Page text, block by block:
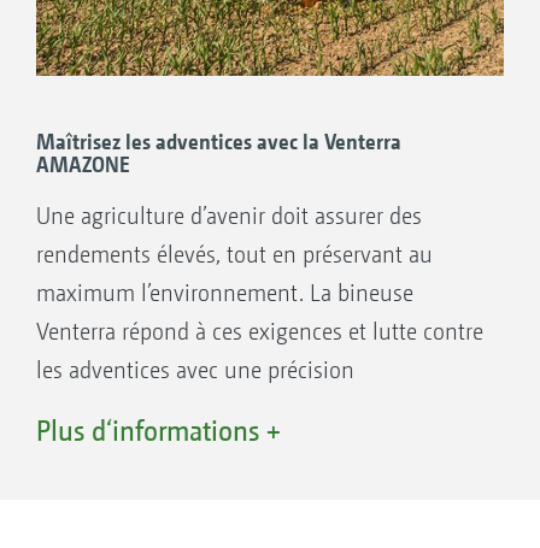
Maîtrisez les adventices avec la Venterra
AMAZONE
Une agriculture d’avenir doit assurer des
rendements élevés, tout en préservant au
maximum l’environnement. La bineuse
Venterra répond à ces exigences et lutte contre
les adventices avec une précision
La protection phytopharmaceutique est
Plus d‘informations +